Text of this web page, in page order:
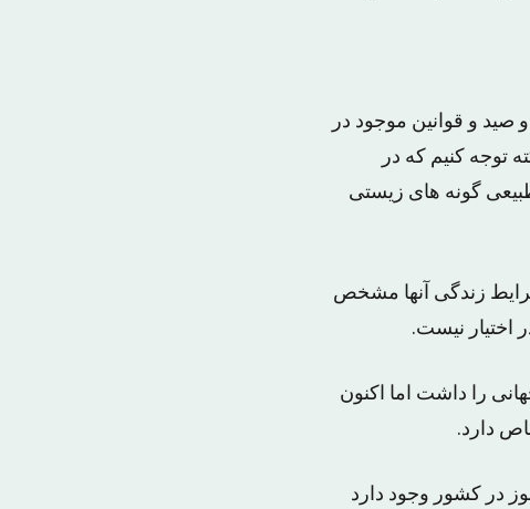
و قوانین موجود در
توجه کنیم که در
گونه های زیستی
زندگی آنها مشخص
اختیار نیست.
وحش جهانی را داشت اما اکنون
در کشور وجود دارد